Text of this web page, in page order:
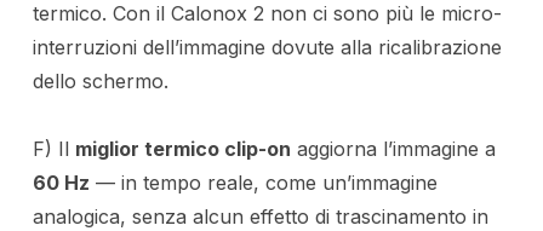
termico. Con il Calonox 2 non ci sono più le micro-
interruzioni dell’immagine dovute alla ricalibrazione
dello schermo.
F) Il miglior termico clip-on aggiorna l’immagine a
60 Hz — in tempo reale, come un’immagine
analogica, senza alcun effetto di trascinamento in